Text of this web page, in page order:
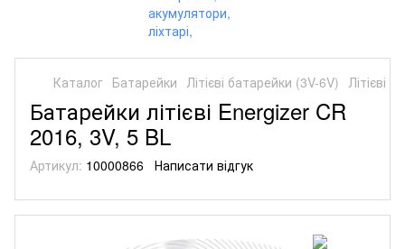
Каталог Батарейки Літієві батарейки (3V-6V) Літієві
Батарейки літієві Energizer CR
2016, 3V, 5 BL
Артикул: 10000866 Написати відгук